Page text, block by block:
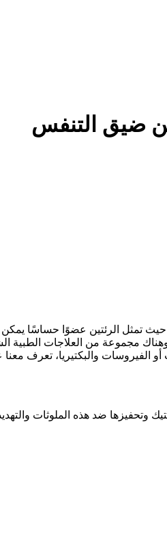
ضيق التنفس
تمثل الرئتين عضوًا حساسًا يمكن
مجموعة من العلاجات الطبية
أو الفيروسات والبكتيريا، تعرف
وتحفيزها ضد هذه الملوثات